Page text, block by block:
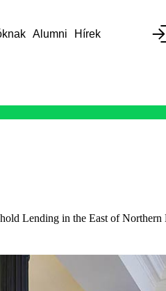
Alumni Hírek
Lending in the East of Northern